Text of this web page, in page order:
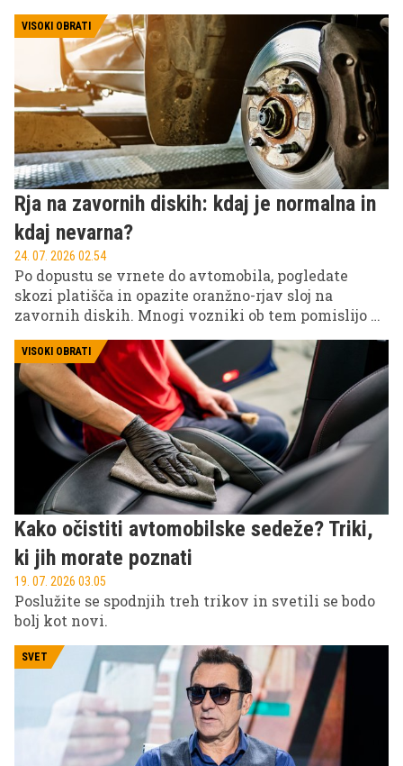
znova spremenilo v pravo pečico.
VISOKI OBRATI
Rja na zavornih diskih: kdaj je normalna in
kdaj nevarna?
24. 07. 2026 02.54
Po dopustu se vrnete do avtomobila, pogledate
skozi platišča in opazite oranžno-rjav sloj na
zavornih diskih. Mnogi vozniki ob tem pomislijo na
takšna slika pogosto povsem običajna.
VISOKI OBRATI
Kako očistiti avtomobilske sedeže? Triki,
ki jih morate poznati
19. 07. 2026 03.05
Poslužite se spodnjih treh trikov in svetili se bodo
bolj kot novi.
SVET